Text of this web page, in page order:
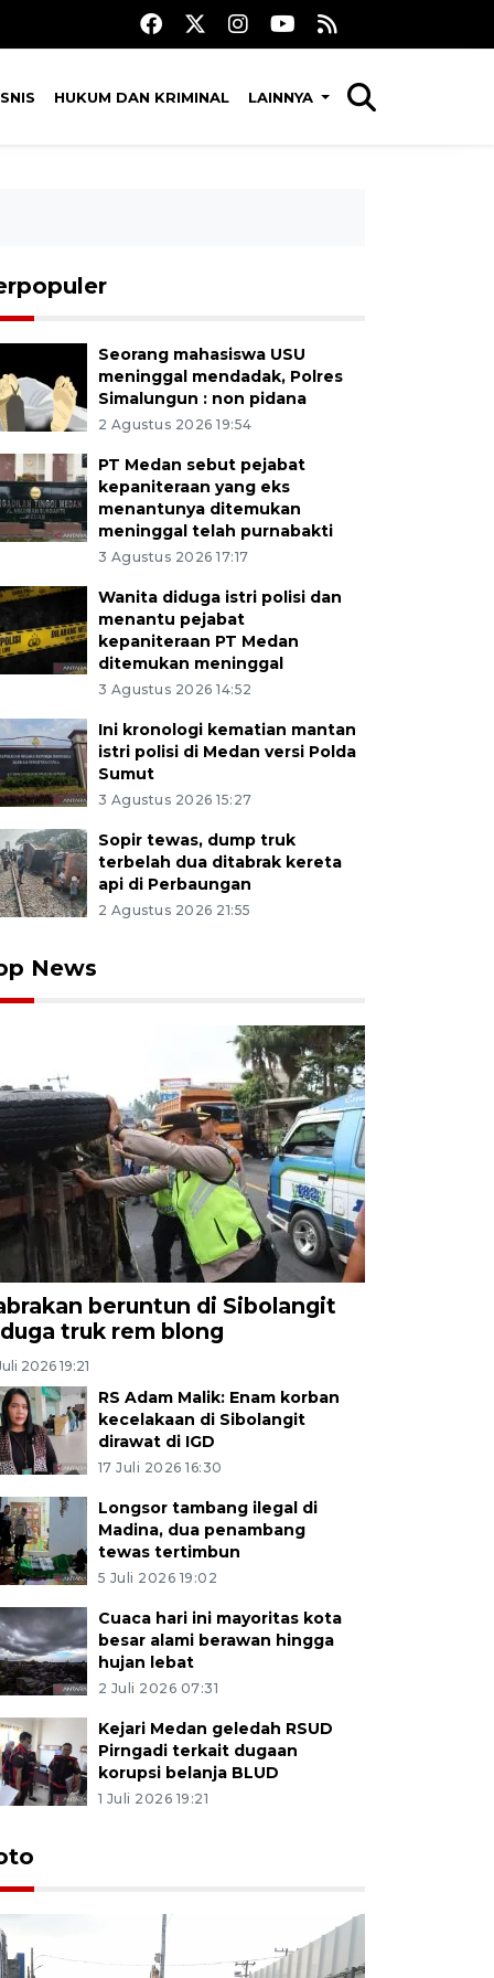
HUKUM DAN KRIMINAL LAINNYA
Seorang mahasiswa USU
meninggal mendadak, Polres
Simalungun : non pidana
2 Agustus 2026 19:54
PT Medan sebut pejabat
kepaniteraan yang eks
menantunya ditemukan
meninggal telah purnabakti
3 Agustus 2026 17:17
Wanita diduga istri polisi dan
menantu pejabat
kepaniteraan PT Medan
ditemukan meninggal
3 Agustus 2026 14:52
Ini kronologi kematian mantan
istri polisi di Medan versi Polda
Sumut
3 Agustus 2026 15:27
Sopir tewas, dump truk
terbelah dua ditabrak kereta
api di Perbaungan
2 Agustus 2026 21:55
News
beruntun di Sibolangit
truk rem blong
2026 19:21
RS Adam Malik: Enam korban
kecelakaan di Sibolangit
dirawat di IGD
17 Juli 2026 16:30
Longsor tambang ilegal di
Madina, dua penambang
tewas tertimbun
5 Juli 2026 19:02
Cuaca hari ini mayoritas kota
besar alami berawan hingga
hujan lebat
2 Juli 2026 07:31
Kejari Medan geledah RSUD
Pirngadi terkait dugaan
korupsi belanja BLUD
1 Juli 2026 19:21